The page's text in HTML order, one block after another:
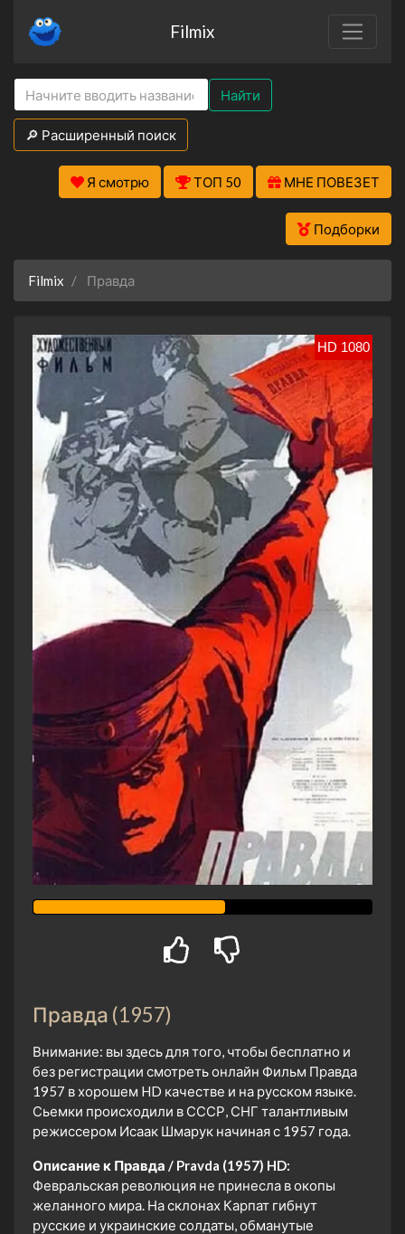
Filmix
Найти
🔎 Расширенный поиск
Я смотрю ТОП 50 МНЕ ПОВЕЗЕТ
Подборки
Filmix Правда
HD 1080
Правда (1957)
Внимание: вы здесь для того, чтобы бесплатно и
без регистрации смотреть онлайн Фильм Правда
1957 в хорошем HD качестве и на русском языке.
Сьемки происходили в СССР, СНГ талантливым
режиссером Исаак Шмарук начиная с 1957 года.
Описание к Правда / Pravda (1957) HD:
Февральская революция не принесла в окопы
желанного мира. На склонах Карпат гибнут
русские и украинские солдаты, обманутые